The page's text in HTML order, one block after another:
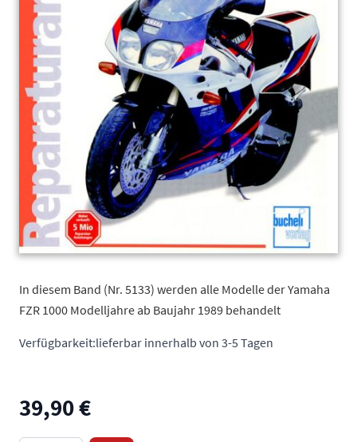
In diesem Band (Nr. 5133) werden alle Modelle der Yamaha
FZR 1000 Modelljahre ab Baujahr 1989 behandelt
Verfügbarkeit:lieferbar innerhalb von 3-5 Tagen
39,90 €